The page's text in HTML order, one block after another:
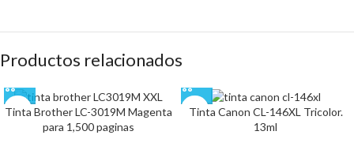
Productos relacionados
Tinta Brother LC-3019M Magenta
para 1,500 paginas
Tinta Canon CL-146XL Tricolor.
13ml